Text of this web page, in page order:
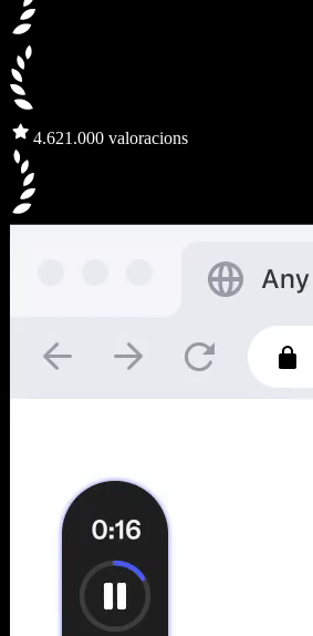
4.621.000 valoracions